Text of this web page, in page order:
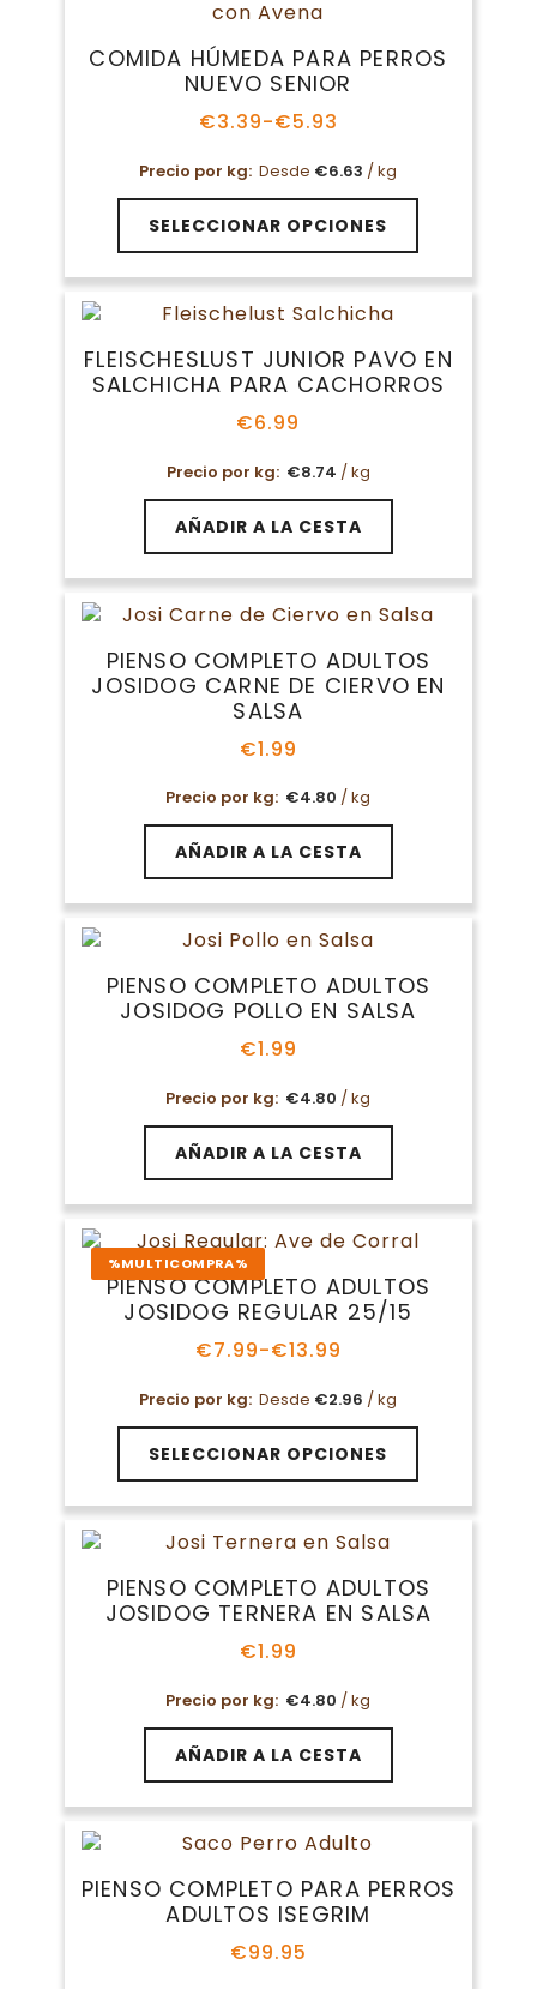
opciones
se
pueden
página
producto
COMIDA HÚMEDA PARA PERROS
NUEVO SENIOR
€3.39-€5.93
Rango
precios:
desde
€3.39
hasta
Precio por kg: Desde €6.63 / kg
SELECCIONAR OPCIONES
Este
producto
tiene
múltiples
variantes.
opciones
se
página
de
producto
FLEISCHESLUST JUNIOR PAVO EN
SALCHICHA PARA CACHORROS
€6.99
Precio por kg: €8.74 / kg
AÑADIR A LA CESTA
PIENSO COMPLETO ADULTOS
JOSIDOG CARNE DE CIERVO EN
SALSA
€1.99
Precio por kg: €4.80 / kg
AÑADIR A LA CESTA
PIENSO COMPLETO ADULTOS
JOSIDOG POLLO EN SALSA
€1.99
Precio por kg: €4.80 / kg
AÑADIR A LA CESTA
%MULTICOMPRA%
PIENSO COMPLETO ADULTOS
JOSIDOG REGULAR 25/15
€7.99-€13.99
Rango
precios:
desde
€7.99
hasta
Precio por kg: Desde €2.96 / kg
SELECCIONAR OPCIONES
Este
producto
tiene
múltiples
variantes.
opciones
se
página
de
producto
PIENSO COMPLETO ADULTOS
JOSIDOG TERNERA EN SALSA
€1.99
Precio por kg: €4.80 / kg
AÑADIR A LA CESTA
PIENSO COMPLETO PARA PERROS
ADULTOS ISEGRIM
€99.95